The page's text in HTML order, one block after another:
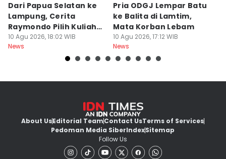
Dari Papua Selatan ke
Lampung, Cerita
Raymondo Pilih Kuliah
ITERA
10 Agu 2026, 18:02 WIB
News
Pria ODGJ Lempar Batu
ke Balita di Lamtim,
Mata Korban Lebam
10 Agu 2026, 17:12 WIB
News
About UsEditorial TeamContact UsTerms of Services
Pedoman Media SiberIndexSitemap
Follow Us